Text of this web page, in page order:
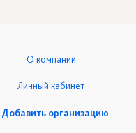
О компании
Личный кабинет
Добавить организацию